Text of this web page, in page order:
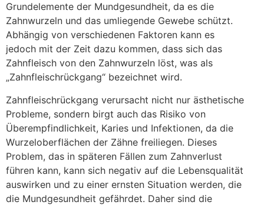
Grundelemente der Mundgesundheit, da es die
Zahnwurzeln und das umliegende Gewebe schützt.
Abhängig von verschiedenen Faktoren kann es
jedoch mit der Zeit dazu kommen, dass sich das
Zahnfleisch von den Zahnwurzeln löst, was als
„Zahnfleischrückgang“ bezeichnet wird.
Zahnfleischrückgang verursacht nicht nur ästhetische
Probleme, sondern birgt auch das Risiko von
Überempfindlichkeit, Karies und Infektionen, da die
Wurzeloberflächen der Zähne freiliegen. Dieses
Problem, das in späteren Fällen zum Zahnverlust
führen kann, kann sich negativ auf die Lebensqualität
auswirken und zu einer ernsten Situation werden, die
die Mundgesundheit gefährdet. Daher sind die